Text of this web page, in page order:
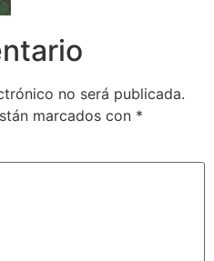
no será publicada.
marcados con *